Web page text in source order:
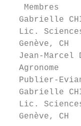
   Membres
Gabrielle
Lic.
Genève, CH
Jean-Marcel
Agronome
Publier-
Gabrielle
Lic.
Genève, CH